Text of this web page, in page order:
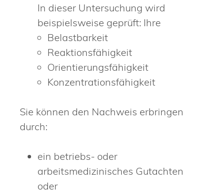
In dieser Untersuchung wird
beispielsweise geprüft: Ihre
Belastbarkeit
Reaktionsfähigkeit
Orientierungsfähigkeit
Konzentrationsfähigkeit
Sie können den Nachweis erbringen
durch:
ein betriebs- oder
arbeitsmedizinisches Gutachten
oder